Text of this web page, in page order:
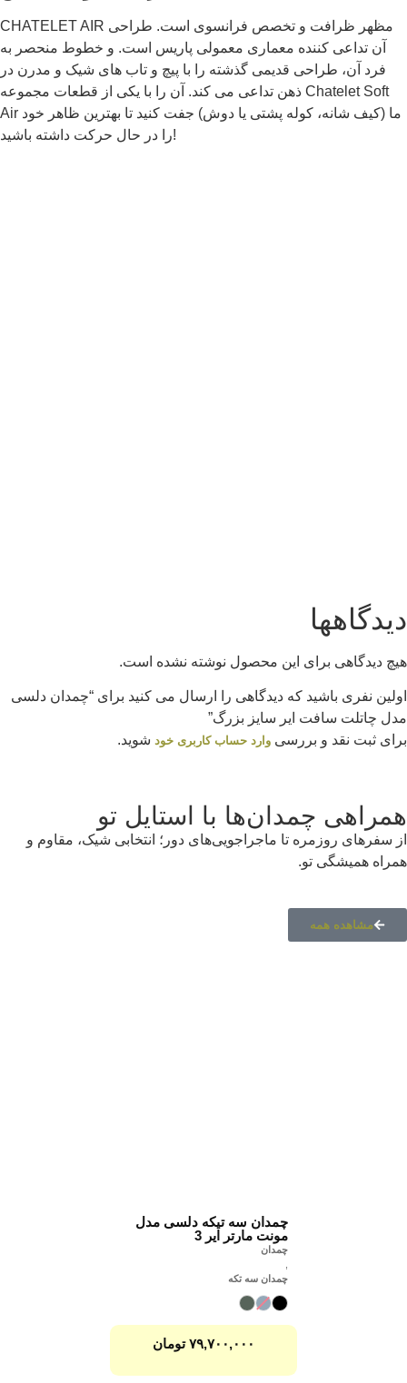
CHATELET AIR مظهر ظرافت و تخصص فرانسوی است. طراحی
آن تداعی کننده معماری معمولی پاریس است. و خطوط منحصر به
فرد آن، طراحی قدیمی گذشته را با پیچ و تاب های شیک و مدرن در
ذهن تداعی می کند. آن را با یکی از قطعات مجموعه Chatelet Soft
Air ما (کیف شانه، کوله پشتی یا دوش) جفت کنید تا بهترین ظاهر خود
را در حال حرکت داشته باشید!
دیدگاهها
هیچ دیدگاهی برای این محصول نوشته نشده است.
اولین نفری باشید که دیدگاهی را ارسال می کنید برای “چمدان دلسی
مدل چاتلت سافت ایر سایز بزرگ”
برای ثبت نقد و بررسی وارد حساب کاربری خود شوید.
همراهی چمدان‌ها با استایل تو
از سفرهای روزمره تا ماجراجویی‌های دور؛ انتخابی شیک، مقاوم و
همراه همیشگی تو.
مشاهده همه
چمدان سه تیکه دلسی مدل
مونت مارتر ایر 3
چمدان
چمدان سه تکه
۷۹,۷۰۰,۰۰۰ تومان